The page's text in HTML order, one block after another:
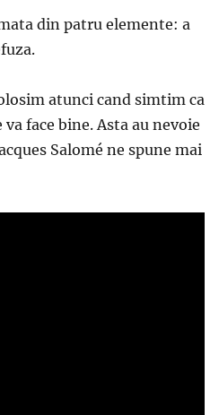
din patru elemente: a
atunci cand simtim ca
va face bine. Asta au nevoie
Salomé ne spune mai